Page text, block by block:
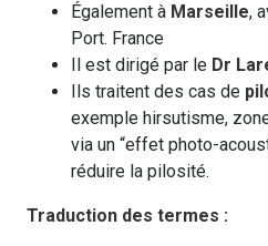
Également à Marseille,
Port. France
Il est dirigé par le Dr
Ils traitent des cas de
exemple hirsutisme,
via un “effet photo-
réduire la pilosité.
Traduction des termes :